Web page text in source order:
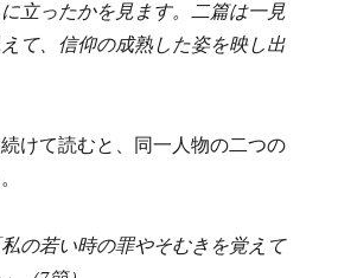
立ったかを見ます。二篇は一見
て、信仰の成熟した姿を映し出
けて読むと、同一人物の二つの
の若い時の罪やそむきを覚えて